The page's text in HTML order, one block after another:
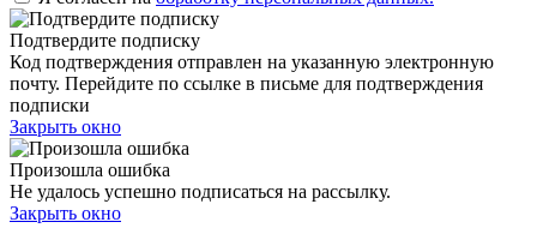
Подтвердите подписку
Код подтверждения отправлен на указанную электронную
почту. Перейдите по ссылке в письме для подтверждения
подписки
Закрыть окно
Произошла ошибка
Не удалось успешно подписаться на рассылку.
Закрыть окно